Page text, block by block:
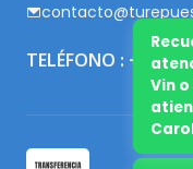
TELÉFONO : +56 9
Vin